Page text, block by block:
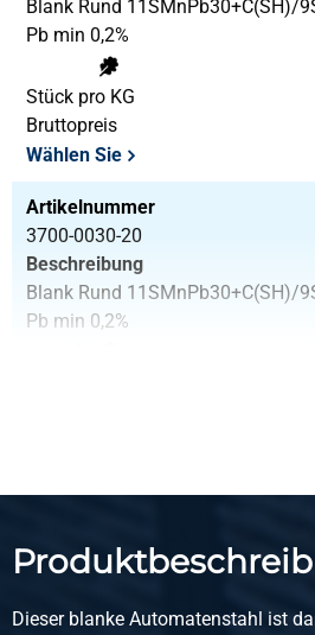
Blank Rund 11SMnPb30+C(SH)/
Pb min 0,2%
Stück pro KG
Bruttopreis
Wählen Sie
Artikelnummer
3700-0030-20
Beschreibung
Blank Rund 11SMnPb30+C(SH)/
Pb min 0,2%
Artikelnummer
Beschreibung
Blank Rund 11SMnPb30+C(SH)/
Pb min 0,2%
Dieser blanke Automatenstahl ist